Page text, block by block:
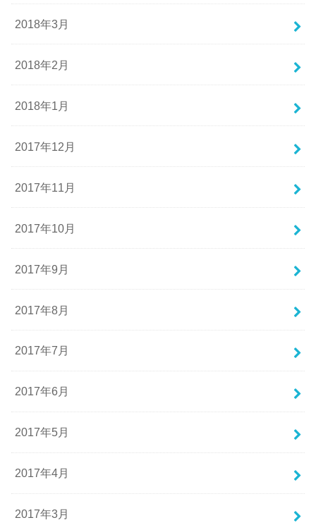
2018年3月
2018年2月
2018年1月
2017年12月
2017年11月
2017年10月
2017年9月
2017年8月
2017年7月
2017年6月
2017年5月
2017年4月
2017年3月